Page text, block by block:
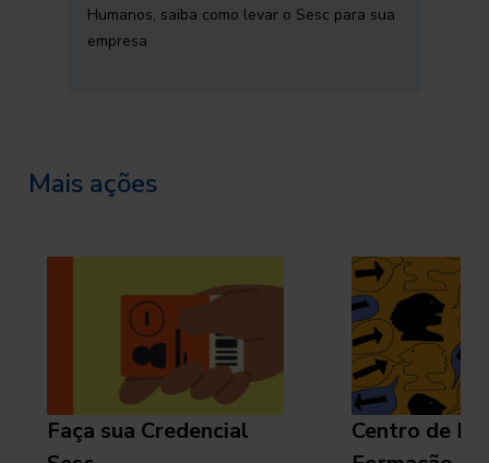
Humanos, saiba como levar o Sesc para sua
empresa
Mais ações
Faça sua Credencial
Centro de